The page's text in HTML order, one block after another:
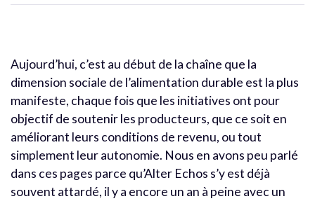
Aujourd’hui, c’est au début de la chaîne que la
dimension sociale de l’alimentation durable est la plus
manifeste, chaque fois que les initiatives ont pour
objectif de soutenir les producteurs, que ce soit en
améliorant leurs conditions de revenu, ou tout
simplement leur autonomie. Nous en avons peu parlé
dans ces pages parce qu’Alter Echos s’y est déjà
souvent attardé, il y a encore un an à peine avec un